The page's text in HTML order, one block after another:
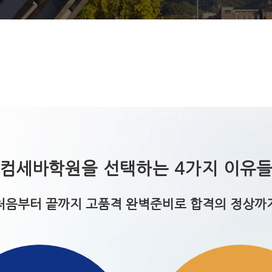
세바학원을 선택하는 4가지 이유들
음부터 끝까지 고품격 완벽준비로 합격의 정상까